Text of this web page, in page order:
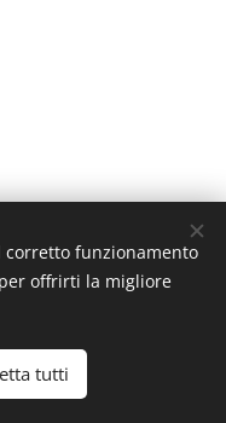
corretto funzionamento
offrirti la migliore
tutti